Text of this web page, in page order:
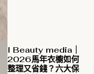
I Beauty media｜
2026馬年衣櫥如何
整理又省錢？六大保